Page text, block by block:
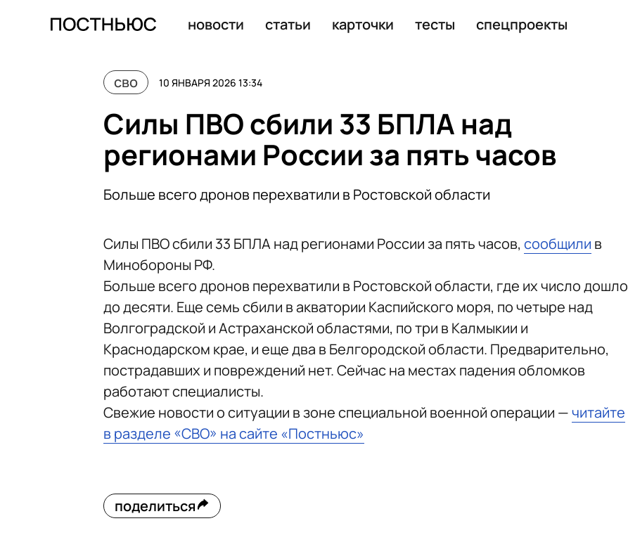
новости статьи карточки тесты спецпроекты
сво 10 ЯНВАРЯ 2026 13:34
Силы ПВО сбили 33 БПЛА над
регионами России за пять часов
Больше всего дронов перехватили в Ростовской области
Силы ПВО сбили 33 БПЛА над регионами России за пять часов, сообщили в
Минобороны РФ.
Больше всего дронов перехватили в Ростовской области, где их число дошло
до десяти. Еще семь сбили в акватории Каспийского моря, по четыре над
Волгоградской и Астраханской областями, по три в Калмыкии и
Краснодарском крае, и еще два в Белгородской области. Предварительно,
пострадавших и повреждений нет. Сейчас на местах падения обломков
работают специалисты.
Свежие новости о ситуации в зоне специальной военной операции —читайте
в разделе «СВО» на сайте «Постньюс»
поделиться